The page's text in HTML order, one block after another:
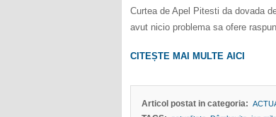
Curtea de Apel Pitesti da dovada
avut nicio problema sa ofere
CITEȘTE MAI MULTE AICI
Articol postat in categoria: